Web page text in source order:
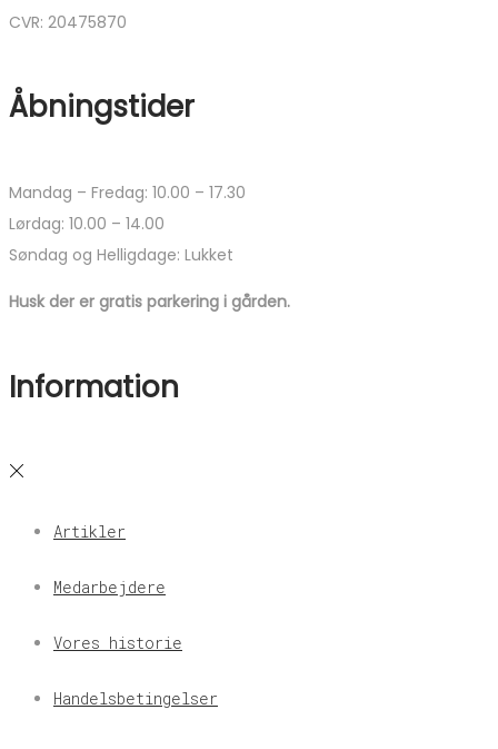
CVR: 20475870
Åbningstider
Mandag – Fredag: 10.00 – 17.30
Lørdag: 10.00 – 14.00
Søndag og Helligdage: Lukket
Husk der er gratis parkering i gården.
Information
Artikler
Medarbejdere
Vores historie
Handelsbetingelser